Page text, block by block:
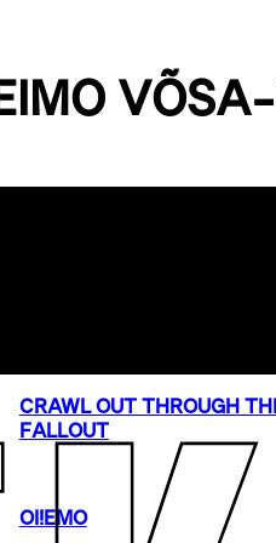
CRAWL OUT THROUGH
FALLOUT
OI!EMO